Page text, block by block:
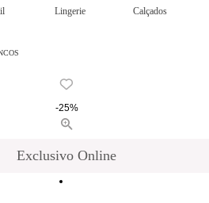
Lingerie Calçados
-25%
Exclusivo Online